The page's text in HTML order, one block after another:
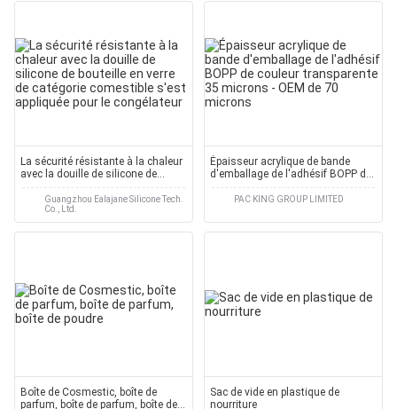
La sécurité résistante à la chaleur
avec la douille de silicone de
bouteille en verre de catégorie
comestible s'est appliquée pour le
congélateur
Guangzhou Ealajane Silicone Tech.
Co., Ltd.
Épaisseur acrylique de bande
d'emballage de l'adhésif BOPP de
couleur transparente 35 microns -
OEM de 70 microns
PAC KING GROUP LIMITED
Boîte de Cosmestic, boîte de
parfum, boîte de parfum, boîte de
Sac de vide en plastique de
nourriture